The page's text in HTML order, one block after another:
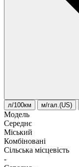
л/100км м/гал.(US)
Модель
Середнє
Міський
Комбіновані
Сільська місцевість
-